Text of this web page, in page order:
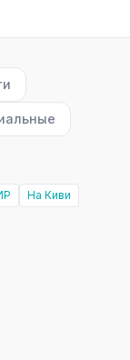
На Киви